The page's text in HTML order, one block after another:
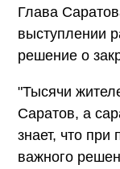
Глава
выступлении
решение о
"Тысячи
Саратов, а
знает, что при
важного